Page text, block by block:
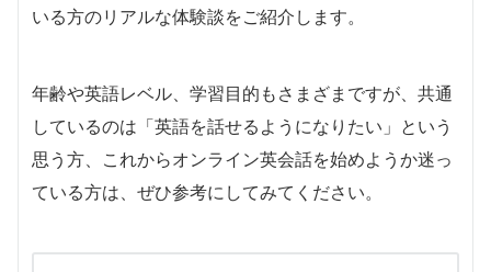
いる方のリアルな体験談をご紹介します。
年齢や英語レベル、学習目的もさまざまですが、共通
しているのは「英語を話せるようになりたい」という
思う方、これからオンライン英会話を始めようか迷っ
ている方は、ぜひ参考にしてみてください。